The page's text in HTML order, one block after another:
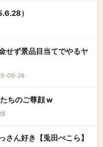
）
せず景品目当てでやるヤ
06-28
ちのご尊顔 w
さん好き【兎田ぺこら】